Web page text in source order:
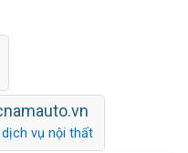
dịch vụ nội thất